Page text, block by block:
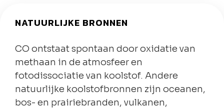
NATUURLIJKE BRONNEN
CO ontstaat spontaan door oxidatie van
methaan in de atmosfeer en
fotodissociatie van koolstof. Andere
natuurlijke koolstofbronnen zijn oceanen,
bos- en prairiebranden, vulkanen,